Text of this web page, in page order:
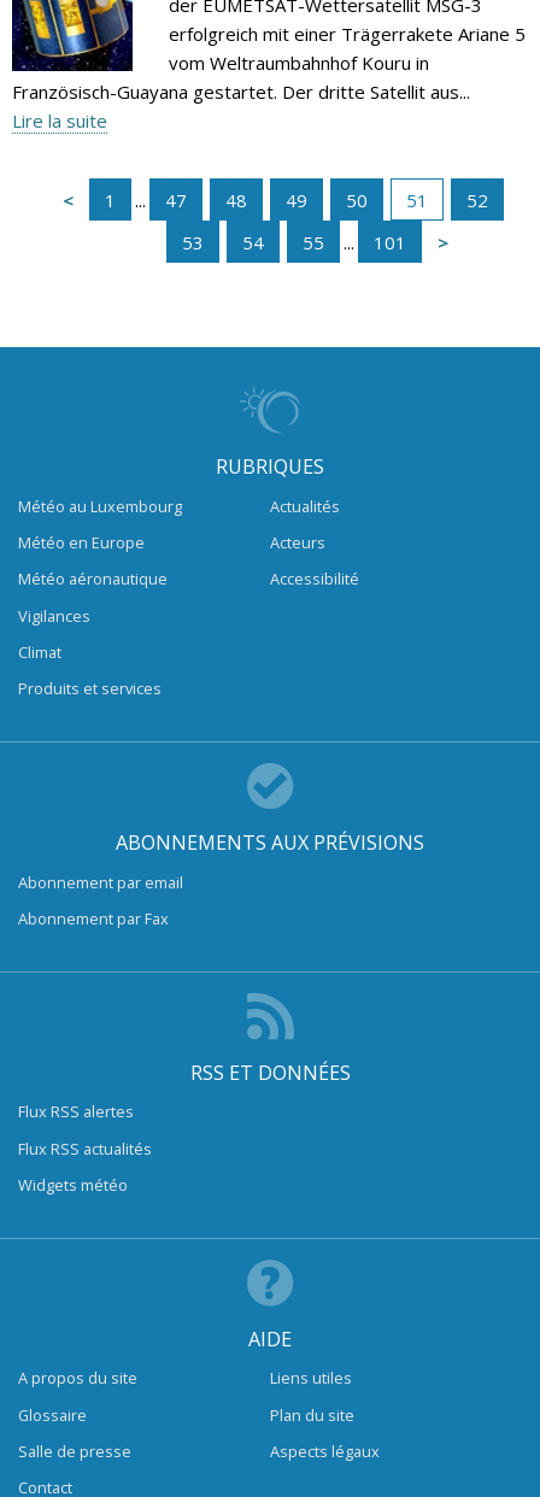
der EUMETSAT-Wettersatellit MSG-3
erfolgreich mit einer Trägerrakete Ariane 5
vom Weltraumbahnhof Kouru in
Französisch-Guayana gestartet. Der dritte Satellit aus...
Lire la suite
1 ... 47 48 49 50 51
52
53
54 55 ... 101
RUBRIQUES
Météo au Luxembourg
Météo en Europe
Météo aéronautique
Vigilances
Climat
Produits et services
Actualités
Acteurs
Accessibilité
ABONNEMENTS AUX PRÉVISIONS
Abonnement par email
Abonnement par Fax
RSS ET DONNÉES
Flux RSS alertes
Flux RSS actualités
Widgets météo
AIDE
A propos du site
Glossaire
Salle de presse
Contact
Liens utiles
Plan du site
Aspects légaux